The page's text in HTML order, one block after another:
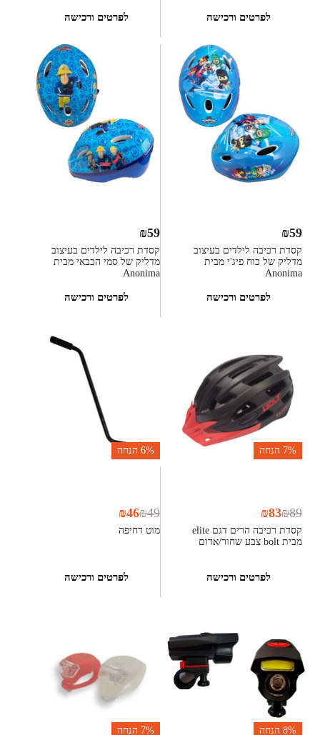
לפרטים ורכישה לפרטים ורכישה
קסדת רכיבה לילדים בעיצוב
מדליק של כוח פיג'י מבית
Anonima
₪59
לפרטים ורכישה
קסדת רכיבה לילדים בעיצוב
מדליק של סמי הכבאי מבית
Anonima
₪59
לפרטים ורכישה
7% הנחה
קסדת רכיבה הרים דגם elite
מבית bolt צבע שחור/אדום
₪89
₪83
לפרטים ורכישה
6% הנחה
מוט דחיפה
₪49
₪46
לפרטים ורכישה
8% הנחה 7% הנחה